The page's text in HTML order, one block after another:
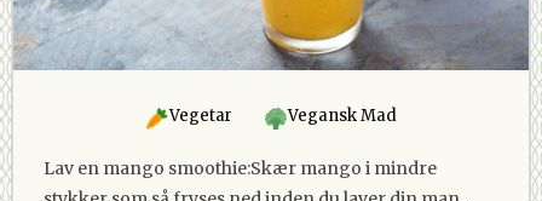
Vegetar Vegansk Mad
Lav en mango smoothie:Skær mango i mindre